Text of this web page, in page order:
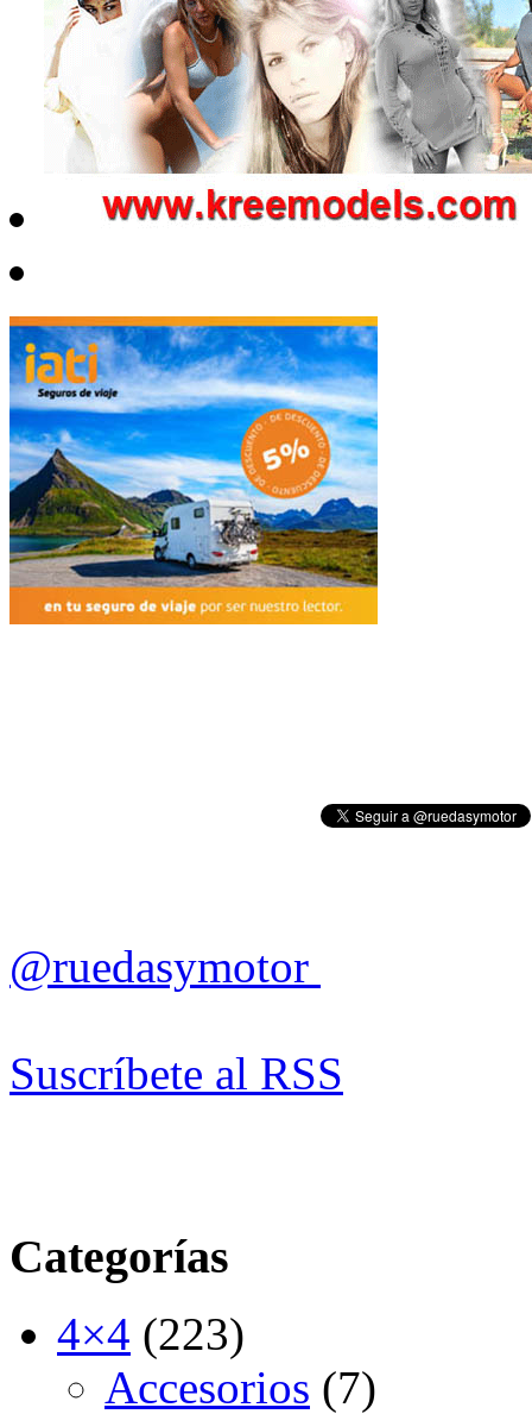
@ruedasymotor
Suscríbete al RSS
Categorías
4×4 (223)
Accesorios (7)